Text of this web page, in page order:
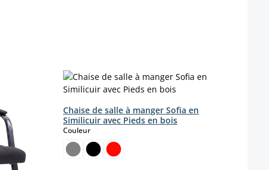
Chaise de salle à manger Sofia en
Similicuir avec Pieds en bois
Couleurselect